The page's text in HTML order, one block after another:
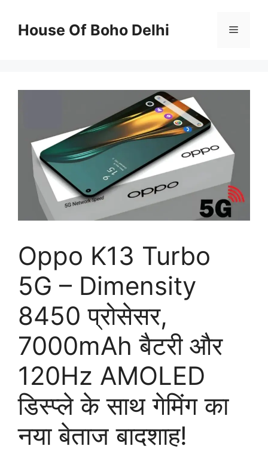
contentHouse Of Boho Delhi Menu
Oppo K13 Turbo
5G – Dimensity
8450 प्रोसेसर,
7000mAh बैटरी और
120Hz AMOLED
डिस्प्ले के साथ गेमिंग का
नया बेताज बादशाह!